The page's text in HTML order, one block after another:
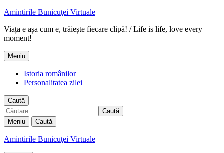
Amintirile Bunicuţei Virtuale
Viața e așa cum e, trăiește fiecare clipă! / Life is life, love every
moment!
Meniu
Istoria românilor
Personalitatea zilei
Caută
Caută
după:
Meniu Caută
Amintirile Bunicuţei Virtuale